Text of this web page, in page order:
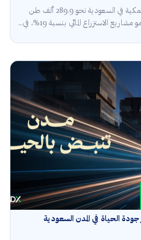
سجل إنتاج الثروة السمكية في السعودية نحو 289.9 ألف طن
الحياة في المدن السعودية